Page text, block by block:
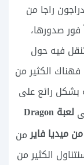
راجا من
صدورها،
فيه حول
الكثير من
بشكل رائع على
لعبة Dragon
من
الكثير من